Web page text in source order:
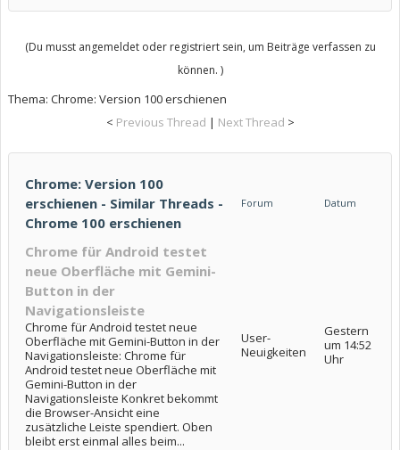
(Du musst angemeldet oder registriert sein, um Beiträge verfassen zu
können. )
Thema: Chrome: Version 100 erschienen
< Previous Thread | Next Thread >
Chrome: Version 100
erschienen - Similar Threads -
Chrome 100 erschienen
Forum Datum
Chrome für Android testet
neue Oberfläche mit Gemini-
Button in der
Navigationsleiste
Chrome für Android testet neue
Oberfläche mit Gemini-Button in der
Navigationsleiste: Chrome für
Android testet neue Oberfläche mit
Gemini-Button in der
Navigationsleiste Konkret bekommt
die Browser-Ansicht eine
zusätzliche Leiste spendiert. Oben
bleibt erst einmal alles beim...
User-
Neuigkeiten
Gestern
um 14:52
Uhr